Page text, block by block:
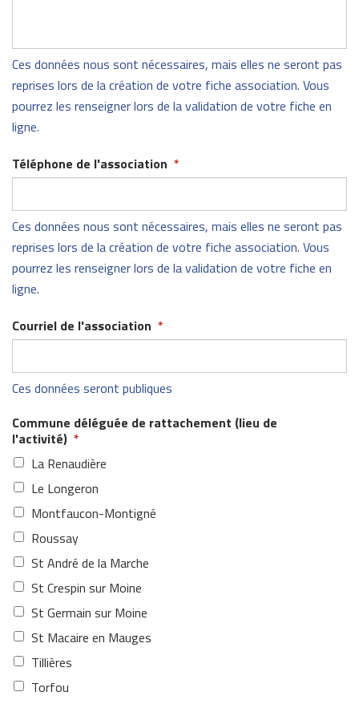
Ces données nous sont nécessaires, mais elles ne seront pas
reprises lors de la création de votre fiche association. Vous
pourrez les renseigner lors de la validation de votre fiche en
ligne.
Téléphone de l'association *
Ces données nous sont nécessaires, mais elles ne seront pas
reprises lors de la création de votre fiche association. Vous
pourrez les renseigner lors de la validation de votre fiche en
ligne.
Courriel de l'association *
Ces données seront publiques
Commune déléguée de rattachement (lieu de
l'activité) *
La Renaudière
Le Longeron
Montfaucon-Montigné
Roussay
St André de la Marche
St Crespin sur Moine
St Germain sur Moine
St Macaire en Mauges
Tillières
Torfou